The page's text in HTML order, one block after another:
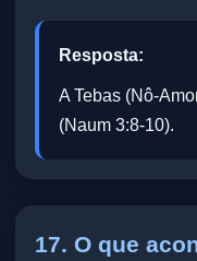
Resposta:
A Tebas (Nô-
(Naum 3:8-10).
17. O que